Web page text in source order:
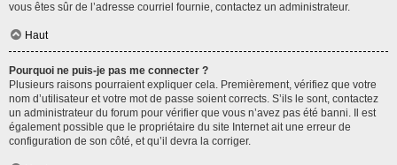
vous êtes sûr de l’adresse courriel fournie, contactez un administrateur.
Haut
Pourquoi ne puis-je pas me connecter ?
Plusieurs raisons pourraient expliquer cela. Premièrement, vérifiez que votre
nom d’utilisateur et votre mot de passe soient corrects. S’ils le sont, contactez
un administrateur du forum pour vérifier que vous n’avez pas été banni. Il est
également possible que le propriétaire du site Internet ait une erreur de
configuration de son côté, et qu’il devra la corriger.